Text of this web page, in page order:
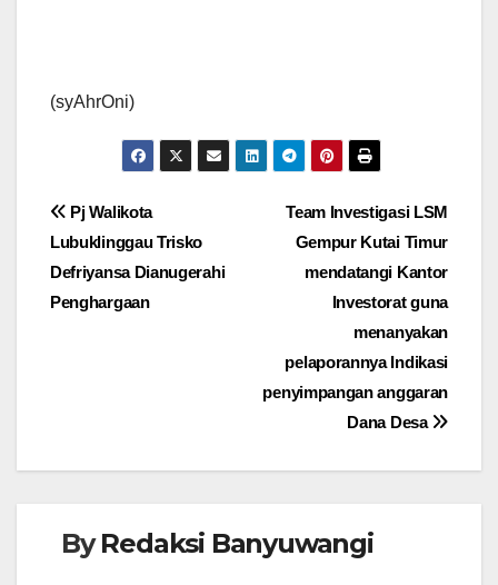
(syAhrOni)
Navigasi
pos
Team Investigasi LSM
Gempur Kutai Timur
mendatangi Kantor
Investorat guna
menanyakan
pelaporannya Indikasi
penyimpangan anggaran
Dana Desa
Pj Walikota
Lubuklinggau Trisko
Defriyansa Dianugerahi
Penghargaan
ByRedaksi Banyuwangi